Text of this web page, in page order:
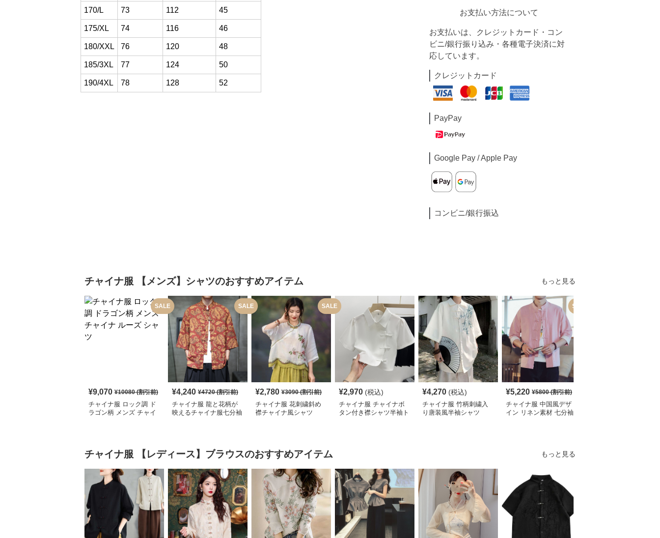
170/L 73 112 45
175/XL 74 116 46
180/XXL 76 120 48
185/3XL 77 124 50
190/4XL 78 128 52
お支払い方法について
お支払いは、クレジットカード・コン
ビニ/銀行振り込み・各種電子決済に対
応しています。
クレジットカード
PayPay
Google Pay / Apple Pay
コンビニ/銀行振込
チャイナ服 【メンズ】シャツのおすすめアイテム もっと見る
SALE
¥9,070 ¥10080(割引前)
チャイナ服 ロック調 ド
ラゴン柄 メンズ チャイ
SALE
¥4,240 ¥4720(割引前)
チャイナ服 龍と花柄が
映えるチャイナ服七分袖
SALE
¥2,780 ¥3090(割引前)
チャイナ服 花刺繍斜め
襟チャイナ風シャツ
¥2,970 (税込)
チャイナ服 チャイナボ
タン付き襟シャツ半袖ト
¥4,270 (税込)
チャイナ服 竹柄刺繍入
り唐装風半袖シャツ
SALE
¥5,220 ¥5800(割引前)
チャイナ服 中国風デザ
イン リネン素材 七分袖
チャイナ服 【レディース】ブラウスのおすすめアイテム もっと見る